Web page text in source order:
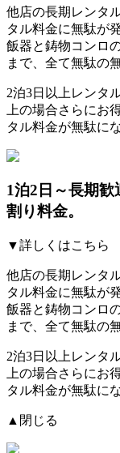
他店の長期レンタ
タル料金に無駄が
飯器と鋳物コンロ
まで、全て無駄の
2泊3日以上レンタ
上の場合さらにお
タル料金が無駄に
1泊2日～長期歓
割り料金。
▼詳しくはこちら
他店の長期レンタ
タル料金に無駄が
飯器と鋳物コンロ
まで、全て無駄の
2泊3日以上レンタ
上の場合さらにお
タル料金が無駄に
▲閉じる